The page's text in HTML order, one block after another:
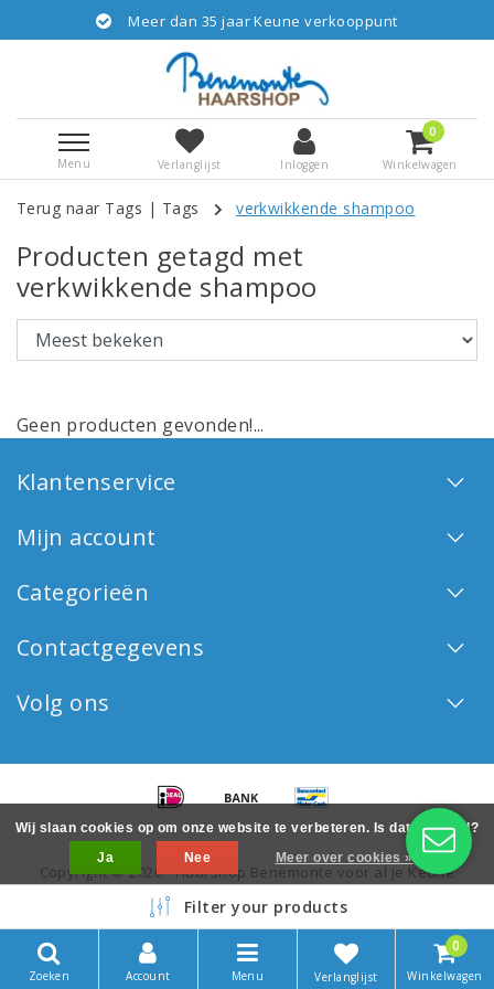
Meer dan 35 jaar Keune verkooppunt
Menu Verlanglijst Inloggen
0
Winkelwagen
Terug naar Tags | Tags verkwikkende shampoo
Producten getagd met
verkwikkende shampoo
Geen producten gevonden!...
Klantenservice
Mijn account
Categorieën
Contactgegevens
Volg ons
Copyright © 2026 - Haarshop Benemonte voor al je Keune
haarproducten - All rights reserved - Realization
Filter your products
Zoeken Account Menu Verlanglijst
0
Winkelwagen
Wij slaan cookies op om onze website te verbeteren. Is dat akkoord?
Ja
Nee Meer over cookies »